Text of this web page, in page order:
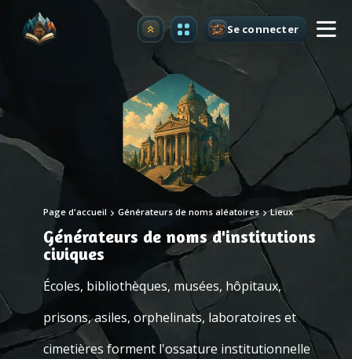
Premium Se connecter
Page d'accueil Générateurs de noms aléatoires Lieux
Générateurs de noms d'institutions
civiques
Écoles, bibliothèques, musées, hôpitaux,
prisons, asiles, orphelinats, laboratoires et
cimetières forment l'ossature institutionnelle